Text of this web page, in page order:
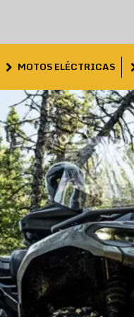
MOTOS ELÉCTRICAS